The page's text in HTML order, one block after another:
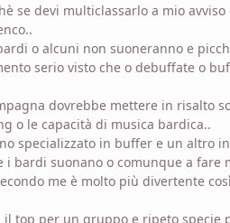
se devi multiclassarlo a mio
o alcuni non suoneranno e
serio visto che o debuffate o
dovrebbe mettere in risalto
o le capacità di musica bardica..
specializzato in buffer e un altro
bardi suonano o comunque a fare
me è molto più divertente
top per un gruppo e ripeto specie